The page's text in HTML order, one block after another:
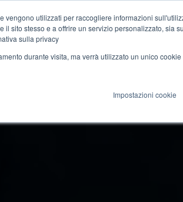
vengono utilizzati per raccogliere informazioni
sito stesso e a offrire un servizio personalizzato, sia
sulla privacy
durante visita, ma verrà utilizzato un unico
Impostazioni cookie
Rete Blog